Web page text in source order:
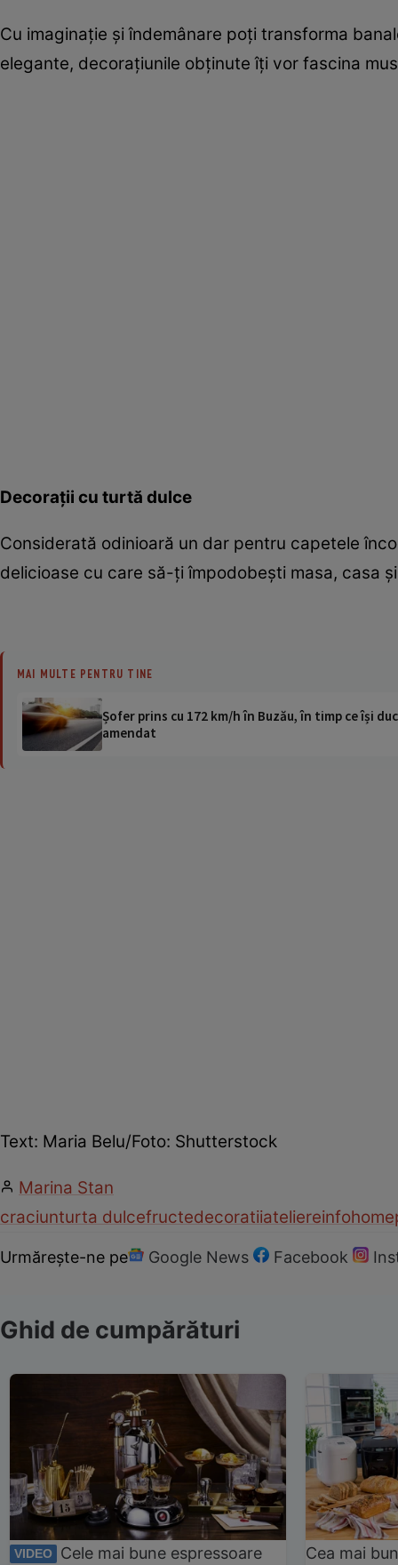
Cu imaginaţie şi îndemânare poţi transforma
elegante, decoraţiunile obţinute îţi vor fascina
Decoraţii cu turtă dulce
Considerată odinioară un dar pentru capetele
delicioase cu care să-ţi împodobeşti masa, casa
MAI MULTE PENTRU TINE
Șofer prins cu 172 km/h în Buzău, în timp ce își
amendat
Text: Maria Belu/Foto: Shutterstock
Marina Stan
craciunturta dulcefructedecoratiiateliereinfo
Urmărește-ne pe Google News Facebook
Ghid de cumpărături
VIDEO
Cele mai bune espressoare
Cea mai